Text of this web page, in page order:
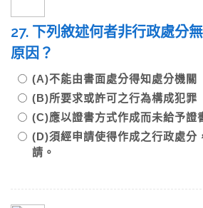
27. 下列敘述何者非行政處分
原因？
(A)不能由書面處分得知處分機關
(B)所要求或許可之行為構成犯罪
(C)應以證書方式作成而未給予
(D)須經申請使得作成之行政處分
請。